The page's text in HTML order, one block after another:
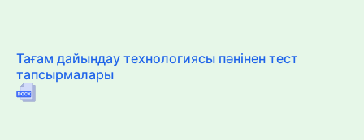
Тағам дайындау технологиясы пәнінен тест
тапсырмалары